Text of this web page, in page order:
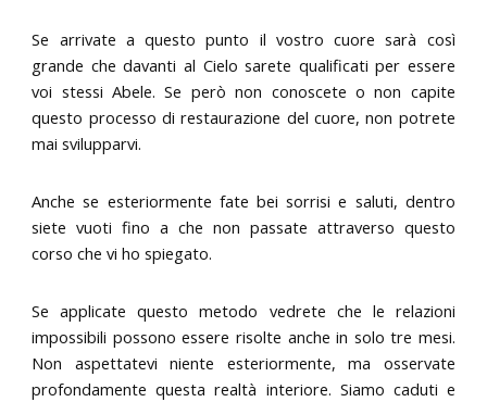
Se arrivate a questo punto il vostro cuore sarà così
grande che davanti al Cielo sarete qualificati per essere
voi stessi Abele. Se però non conoscete o non capite
questo processo di restaurazione del cuore, non potrete
mai svilupparvi.
Anche se esteriormente fate bei sorrisi e saluti, dentro
siete vuoti fino a che non passate attraverso questo
corso che vi ho spiegato.
Se applicate questo metodo vedrete che le relazioni
impossibili possono essere risolte anche in solo tre mesi.
Non aspettatevi niente esteriormente, ma osservate
profondamente questa realtà interiore. Siamo caduti e